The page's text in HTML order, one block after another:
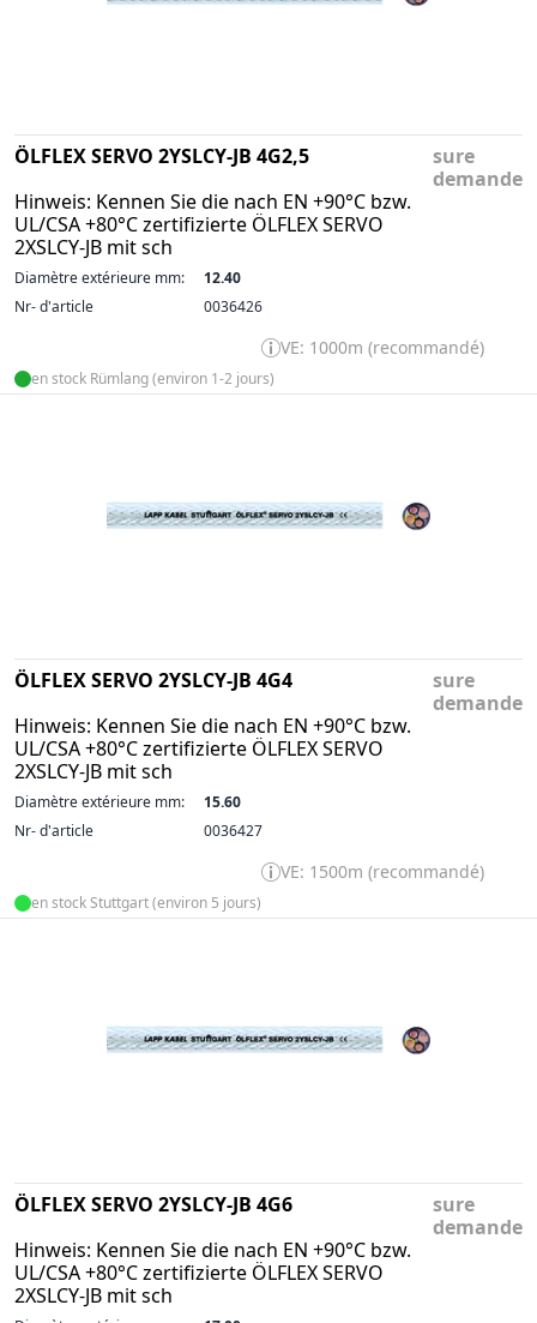
ÖLFLEX SERVO 2YSLCY-JB 4G2,5
Hinweis: Kennen Sie die nach EN +90°C bzw.
UL/CSA +80°C zertifizierte ÖLFLEX SERVO
2XSLCY-JB mit sch
sure
demande
Diamètre extérieure mm:
12.40
Nr- d'article
0036426
VE: 1000m (recommandé)
en stock Rümlang (environ 1-2 jours)
ÖLFLEX SERVO 2YSLCY-JB 4G4
Hinweis: Kennen Sie die nach EN +90°C bzw.
UL/CSA +80°C zertifizierte ÖLFLEX SERVO
2XSLCY-JB mit sch
sure
demande
Diamètre extérieure mm:
15.60
Nr- d'article
0036427
VE: 1500m (recommandé)
en stock Stuttgart (environ 5 jours)
ÖLFLEX SERVO 2YSLCY-JB 4G6
Hinweis: Kennen Sie die nach EN +90°C bzw.
UL/CSA +80°C zertifizierte ÖLFLEX SERVO
2XSLCY-JB mit sch
sure
demande